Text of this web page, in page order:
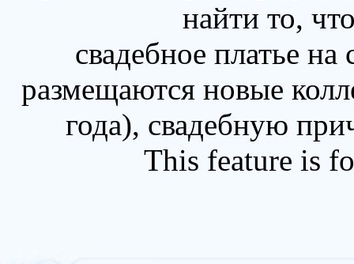
найти то,
свадебное платье
размещаются новые
года), свадебную
This feature is